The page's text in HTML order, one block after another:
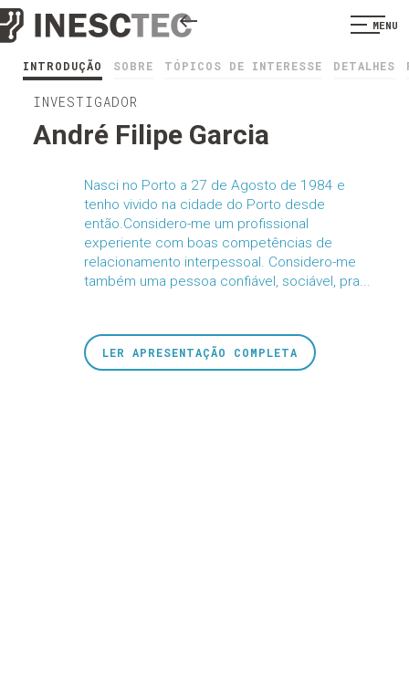
MENU
INTRODUÇÃO SOBRE TÓPICOS DE INTERESSE DETALHES
INVESTIGADOR
André Filipe Garcia
Nasci no Porto a 27 de Agosto de 1984 e
tenho vivido na cidade do Porto desde
então.Considero-me um profissional
experiente com boas competências de
relacionamento interpessoal. Considero-me
também uma pessoa confiável, sociável, pra...
LER APRESENTAÇÃO COMPLETA